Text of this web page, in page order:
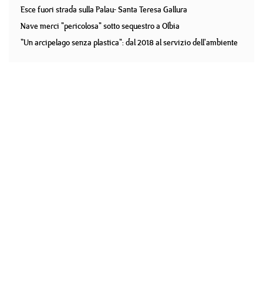
Esce fuori strada sulla Palau- Santa Teresa Gallura
Nave merci "pericolosa" sotto sequestro a Olbia
"Un arcipelago senza plastica": dal 2018 al servizio dell'ambiente